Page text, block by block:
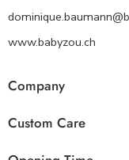
www.babyzou.ch
Company
Custom Care